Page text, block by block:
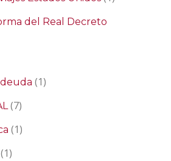
del Real Decreto
(1)
(7)
(1)
(1)